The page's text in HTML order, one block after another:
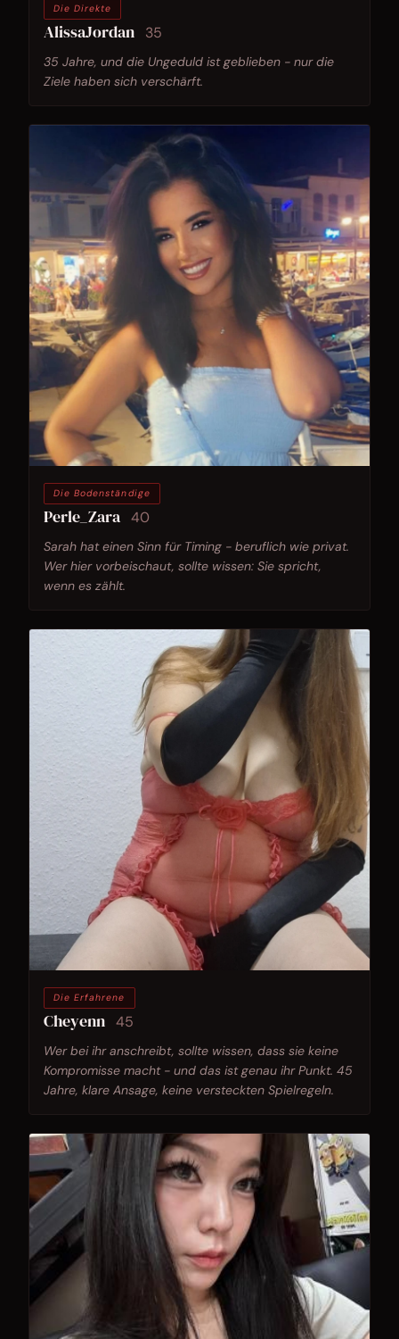
Die Direkte
AlissaJordan 35
35 Jahre, und die Ungeduld ist geblieben - nur die
Ziele haben sich verschärft.
Die Bodenständige
Perle_Zara 40
Sarah hat einen Sinn für Timing - beruflich wie privat.
Wer hier vorbeischaut, sollte wissen: Sie spricht,
wenn es zählt.
Die Erfahrene
Cheyenn 45
Wer bei ihr anschreibt, sollte wissen, dass sie keine
Kompromisse macht - und das ist genau ihr Punkt. 45
Jahre, klare Ansage, keine versteckten Spielregeln.